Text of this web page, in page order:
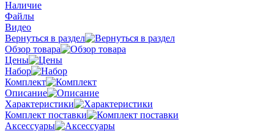
Наличие
Файлы
Видео
Вернуться в раздел
Обзор товара
Цены
Набор
Комплект
Описание
Характеристики
Комплект поставки
Аксессуары